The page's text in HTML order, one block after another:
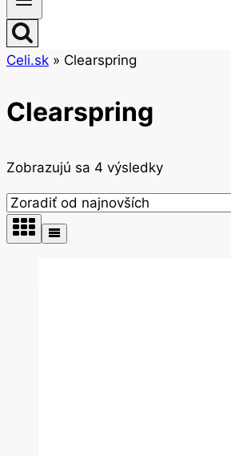
Celi.sk » Clearspring
Clearspring
Zobrazujú sa 4 výsledkyZoradené
najnovších